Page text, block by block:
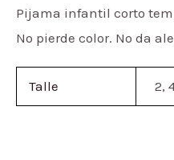
Pijama infantil corto
No pierde color. No da
Talle 2,